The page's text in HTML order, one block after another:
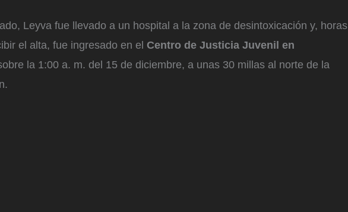
Leyva fue llevado a un hospital a la zona de desintoxicación y, horas
el alta, fue ingresado en el Centro de Justicia Juvenil en
la 1:00 a. m. del 15 de diciembre, a unas 30 millas al norte de la